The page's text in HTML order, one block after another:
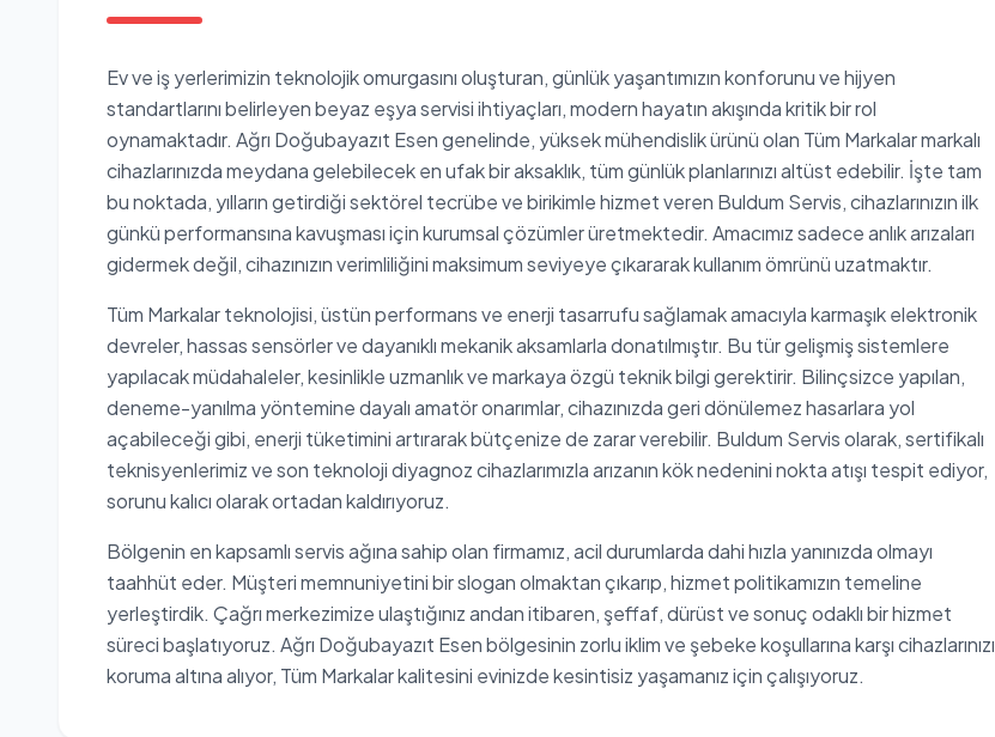
Ev ve iş yerlerimizin teknolojik omurgasını oluşturan, günlük yaşantımızın konforunu ve hijyen
standartlarını belirleyen beyaz eşya servisi ihtiyaçları, modern hayatın akışında kritik bir rol
oynamaktadır. Ağrı Doğubayazıt Esen genelinde, yüksek mühendislik ürünü olan Tüm Markalar markalı
cihazlarınızda meydana gelebilecek en ufak bir aksaklık, tüm günlük planlarınızı altüst edebilir. İşte tam
bu noktada, yılların getirdiği sektörel tecrübe ve birikimle hizmet veren Buldum Servis, cihazlarınızın ilk
günkü performansına kavuşması için kurumsal çözümler üretmektedir. Amacımız sadece anlık arızaları
gidermek değil, cihazınızın verimliliğini maksimum seviyeye çıkararak kullanım ömrünü uzatmaktır.
Tüm Markalar teknolojisi, üstün performans ve enerji tasarrufu sağlamak amacıyla karmaşık elektronik
devreler, hassas sensörler ve dayanıklı mekanik aksamlarla donatılmıştır. Bu tür gelişmiş sistemlere
yapılacak müdahaleler, kesinlikle uzmanlık ve markaya özgü teknik bilgi gerektirir. Bilinçsizce yapılan,
deneme-yanılma yöntemine dayalı amatör onarımlar, cihazınızda geri dönülemez hasarlara yol
açabileceği gibi, enerji tüketimini artırarak bütçenize de zarar verebilir. Buldum Servis olarak, sertifikalı
teknisyenlerimiz ve son teknoloji diyagnoz cihazlarımızla arızanın kök nedenini nokta atışı tespit ediyor,
sorunu kalıcı olarak ortadan kaldırıyoruz.
Bölgenin en kapsamlı servis ağına sahip olan firmamız, acil durumlarda dahi hızla yanınızda olmayı
taahhüt eder. Müşteri memnuniyetini bir slogan olmaktan çıkarıp, hizmet politikamızın temeline
yerleştirdik. Çağrı merkezimize ulaştığınız andan itibaren, şeffaf, dürüst ve sonuç odaklı bir hizmet
süreci başlatıyoruz. Ağrı Doğubayazıt Esen bölgesinin zorlu iklim ve şebeke koşullarına karşı cihazlarınızı
koruma altına alıyor, Tüm Markalar kalitesini evinizde kesintisiz yaşamanız için çalışıyoruz.